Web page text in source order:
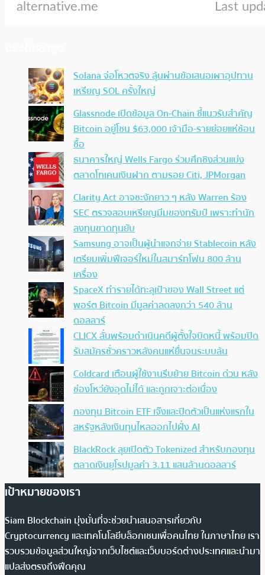
Solana จ่อโหวตจริง ลุ้นผ่านข้อเสนอเผาอุปทาน
เหรียญ SOL ครั้งใหญ่
Glassnode เปิดข้อมูล On-Chain ชี้แนวรับสำคัญ
Bitcoin อยู่โซน $63,000 เจ้ามือ-รายย่อยแห่ช้อน
ซื้อ
ธนาคารใหญ่ Wells Fargo ร่วมศึกชิงส่วนแบ่ง
ตลาดโทเคนเงินฝาก ตามรอย Citi, JPMorgan
Clarity Act อาจชะงักยาว ๆ หลัง Warren ร้อง
SEC ตรวจสอบเหรียญมีมของทรัมป์ เพราะทำนัก
ลงทุนขาดทุนยับ
Samsung อาจเป็นผู้นำแจกจ่าย Stablecoin หลัง
เตรียมเพิ่มฟีเจอร์ใหม่ในสมาร์ทโฟน 800 ล้าน
เครื่อง
SpaceX ทำรายได้ทะลุเป้าของ Wall Street แต่
พอร์ต Bitcoin มีมูลค่าลดลงกว่า 540 ล้าน
ดอลลาร์
CLICX ลั่นพร้อมดำเนินคดีผู้ตั้งใจบิดหนี้ พร้อมปิด
รับสมัครชั่วคราวหลังคนแห่ยื่นจนระบบล้น
Coldcard เตือนผู้ใช้งานรีบย้าย Bitcoin ด่วน หลัง
ช่องโหว่ยังอุดไม่ได้ และถูกเจาะต่อเนื่อง
กองทุน Bitcoin ETF เจ๊งและปิดตัวเป็นแห่งแรกใน
สหรัฐหลังเงินทุนไหลออกไปฝั่ง AI
BlackRock ลุยเปิดตัว Tokenized สำหรับกองทุน
ตลาดเงินยุโรปมูลค่า 3.11 แสนล้านดอลลาร์
เป้าหมายของเรา
Siam Blockchain มุ่งมั่นที่จะช่วยนำเสนอสารเกี่ยวกับ
Cryptocurrency และเทคโนโลยีบล็อกเชนเพื่อคนไทย ในภาษาไทย เรา
รวบรวมข้อมูลส่วนใหญ่จากเว็บไซต์และเว็บบอร์ดต่างประเทศและนำมา
แปลส่งตรงถึงฟีดคุณ